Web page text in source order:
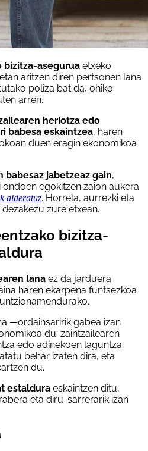
bizitza-asegurua etxeko
aritzen diren pertsonen lana
poliza bat da, ohiko
arren.
heriotza edo
babesa eskaintzea, haren
duen eragin ekonomikoa
babesaz jabetzeaz gain,
egokitzen zaion aukera
alderatuz. Horrela, aurrezki eta
zure etxean.
bizitza-
lana ez da jarduera
haren ekarpena funtsezkoa
—ordainsaririk gabea izan
du: zaintzailearen
edo adinekoen laguntza
behar izaten dira, eta
du.
estaldura eskaintzen ditu,
eta diru-sarrerarik izan